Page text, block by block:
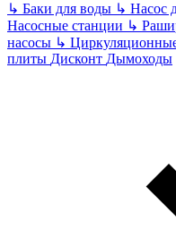
↳ Баки для воды ↳ Насос
Насосные станции ↳
насосы ↳
плиты Дисконт Дымоходы